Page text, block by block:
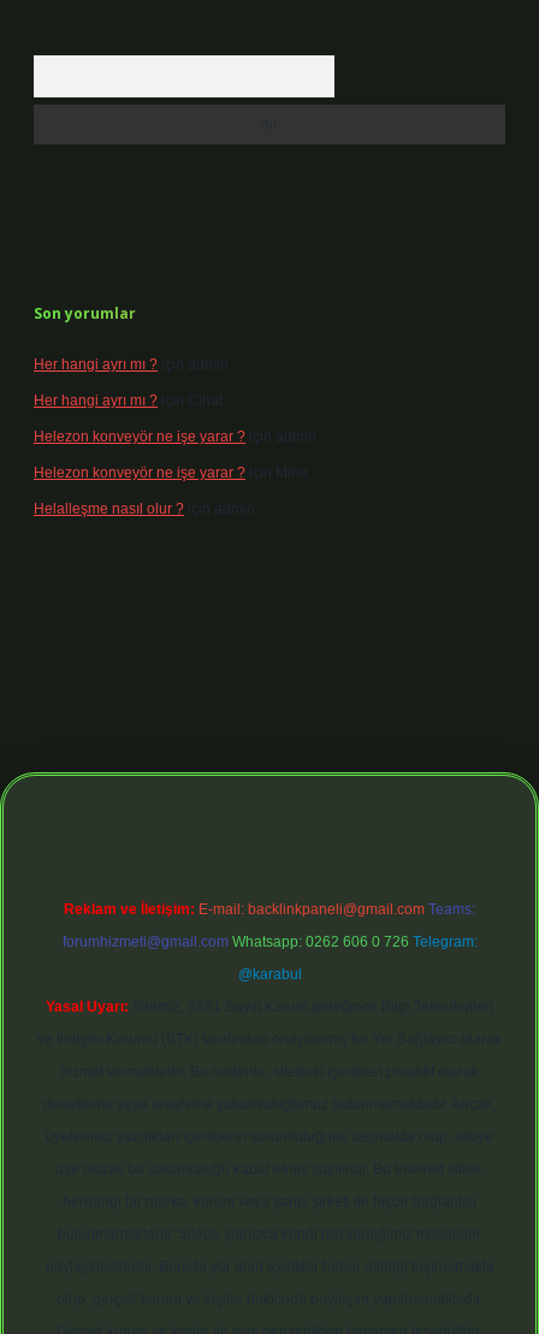
Son yorumlar
Her hangi ayrı mı ? için admin
Her hangi ayrı mı ? için Cihat
Helezon konveyör ne işe yarar ? için admin
Helezon konveyör ne işe yarar ? için Mine
Helalleşme nasıl olur ? için admin
tulipbett.net/
Reklam ve İletişim: E-mail: backlinkpaneli@gmail.com Teams:
forumhizmeti@gmail.com Whatsapp: 0262 606 0 726 Telegram:
@karabul
Yasal Uyarı: